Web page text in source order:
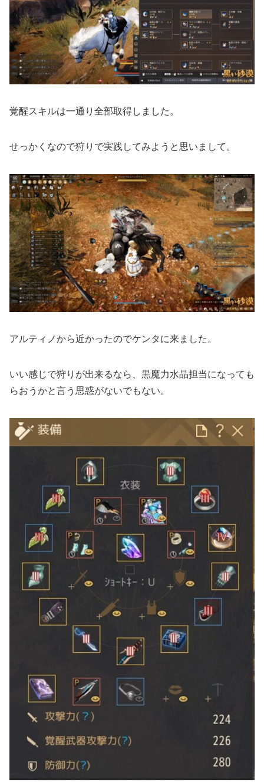
覚醒スキルは一通り全部取得しました。
せっかくなので狩りで実践してみようと思いまして。
アルティノから近かったのでケンタに来ました。
いい感じで狩りが出来るなら、黒魔力水晶担当になっても
らおうかと言う思惑がないでもない。